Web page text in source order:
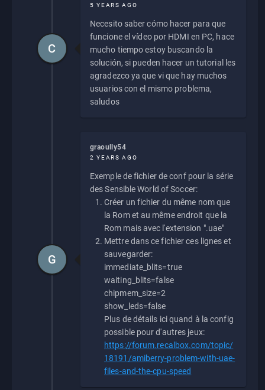
5 YEARS AGO
Necesito saber cómo hacer para que
funcione el vídeo por HDMI en PC, hace
mucho tiempo estoy buscando la
solución, si pueden hacer un tutorial les
agradezco ya que vi que hay muchos
usuarios con el mismo problema,
saludos
C
graoully54
2 YEARS AGO
Exemple de fichier de conf pour la série
des Sensible World of Soccer:
Créer un fichier du même nom que
la Rom et au même endroit que la
Rom mais avec l'extension ".uae"
Mettre dans ce fichier ces lignes et
sauvegarder:
immediate_blits=true
waiting_blits=false
chipmem_size=2
show_leds=false
Plus de détails ici quand à la config
possible pour d'autres jeux:
https://forum.recalbox.com/topic/
18191/amiberry-problem-with-uae-
files-and-the-cpu-speed
G